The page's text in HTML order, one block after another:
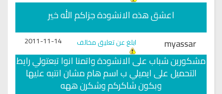
اعشق هذه الانشودة جزاكم الله خير
myassar
ابلغ عن تعليق مخالف 2011-11-14
مشكورين شباب على الانشودة واتمنا انوا تبعتولي رايط
التحميل على ايميلي ب اسم هام مشان انتبه عليها
وبكون شاكركم وشكرن ههه